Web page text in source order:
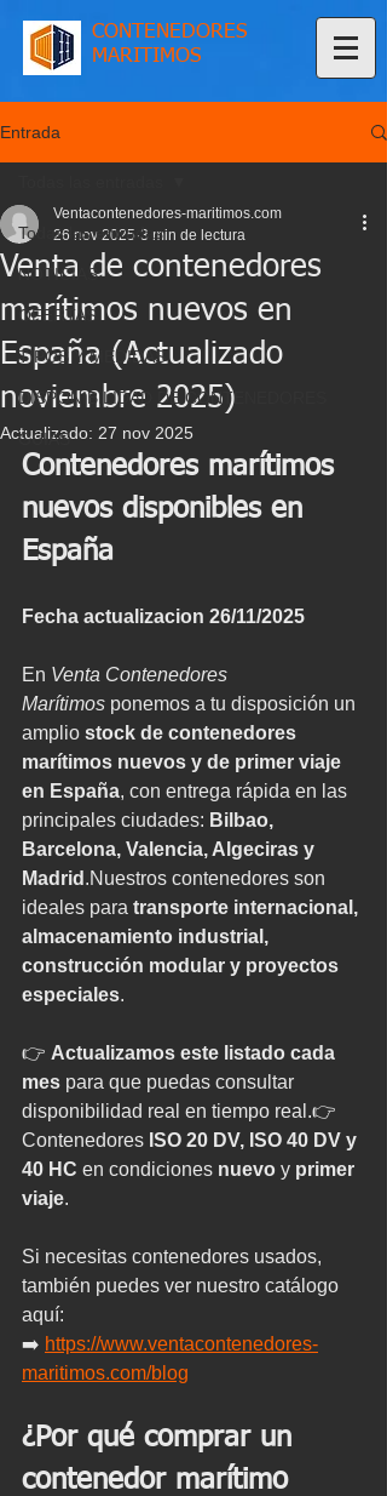
CONTENEDORES
MARITIMOS
Entrada
Todas las entradas
NOTICIAS
OFERTAS
TIPOS Y MEDIDAS
DISPONIBILIDAD DE CONTENEDORES
GUIAS
Venta de contenedores
marítimos nuevos en
España (Actualizado
noviembre 2025)
Ventacontenedores-maritimos.com
26 nov 2025 3 min de lectura
Actualizado: 27 nov 2025
Contenedores marítimos
nuevos disponibles en
España
Fecha actualizacion 26/11/2025
En Venta Contenedores
Marítimos ponemos a tu disposición un
amplio stock de contenedores
marítimos nuevos y de primer viaje
en España, con entrega rápida en las
principales ciudades: Bilbao,
Barcelona, Valencia, Algeciras y
Madrid .Nuestros contenedores son
ideales para transporte internacional,
almacenamiento industrial,
construcción modular y proyectos
especiales.
👉 Actualizamos este listado cada
mes para que puedas consultar
disponibilidad real en tiempo real.👉
Contenedores ISO 20 DV, ISO 40 DV y
40 HC en condiciones nuevo y primer
viaje.
Si necesitas contenedores usados,
también puedes ver nuestro catálogo
aquí:
➡️ https://www.ventacontenedores-
maritimos.com/blog
¿Por qué comprar un
contenedor marítimo